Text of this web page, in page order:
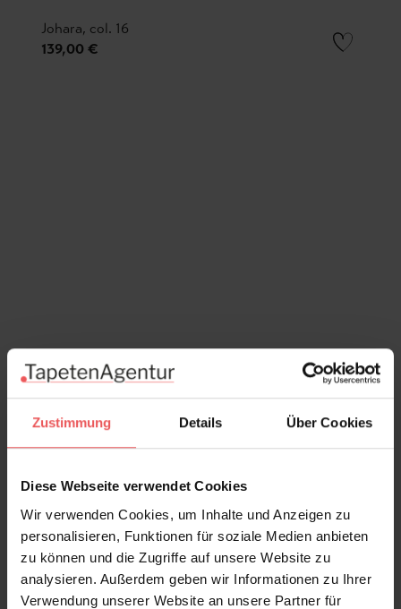
Zustimmung Details Über Cookies
Diese Webseite verwendet Cookies
Wir verwenden Cookies, um Inhalte und Anzeigen zu
personalisieren, Funktionen für soziale Medien anbieten
zu können und die Zugriffe auf unsere Website zu
analysieren. Außerdem geben wir Informationen zu Ihrer
Verwendung unserer Website an unsere Partner für
Johara, col. 16
139,00 €
Johara, col. 18
139,00 €